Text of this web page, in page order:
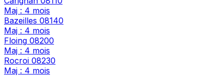
Maj : 4 mois
Bazeilles 08140
Maj : 4 mois
Floing 08200
Maj : 4 mois
Rocroi 08230
Maj : 4 mois